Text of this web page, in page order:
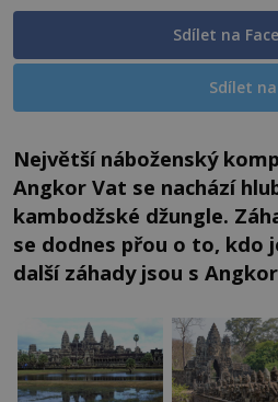
Sdílet na
Sdílet
Největší náboženský
Angkor Vat se nachází
kambodžské džungle.
se dodnes přou o to, kdo
další záhady jsou s